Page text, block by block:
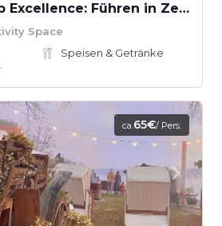
New Leadership Excellence: Führen in Zeiten des Wandels
Space
Speisen & Getränke
ca.65€/ Pers.